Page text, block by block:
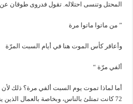
المحتل وتنسى احتلاله. تقول فدروى طوقان
” من ماتوا ماتوا مرة
وأعاقر كأس الموت هنا في أيام السبت المرّة
ألفي مرّة “
72 كانت تمتلئ بالناس، وبخاصة بالعمال